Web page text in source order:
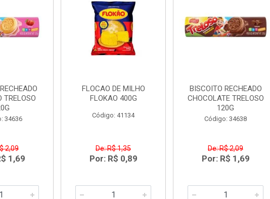
TRELOSO
34636
2,09
1,69
FLOCAO DE MILHO
FLOKAO 400G
Código: 41134
De: R$ 1,35
Por: R$ 0,89
BISCOITO RECHEADO
CHOCOLATE TRELOSO
120G
Código: 34638
De: R$ 2,09
Por: R$ 1,69